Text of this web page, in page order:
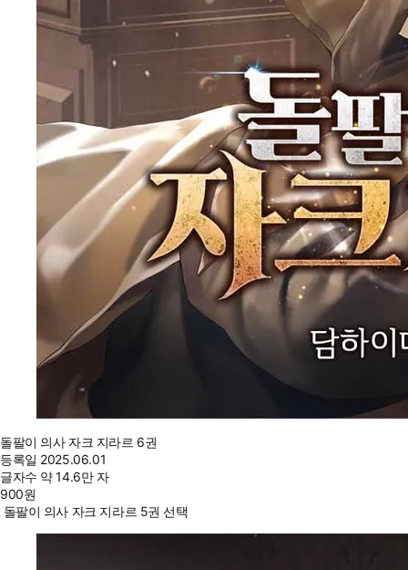
돌팔이 의사 자크 지라르 6권
등록일 2025.06.01
글자수 약 14.6만 자
900원
돌팔이 의사 자크 지라르 5권 선택